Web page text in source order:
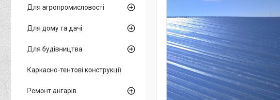
Для агропромисловості
Для дому та дачі
Для будівництва
Каркасно-тентові конструкції
Ремонт ангарів